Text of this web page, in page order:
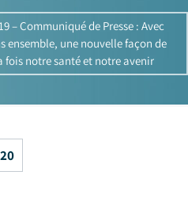
– Communiqué de Presse : Avec
une nouvelle façon de
notre santé et notre avenir